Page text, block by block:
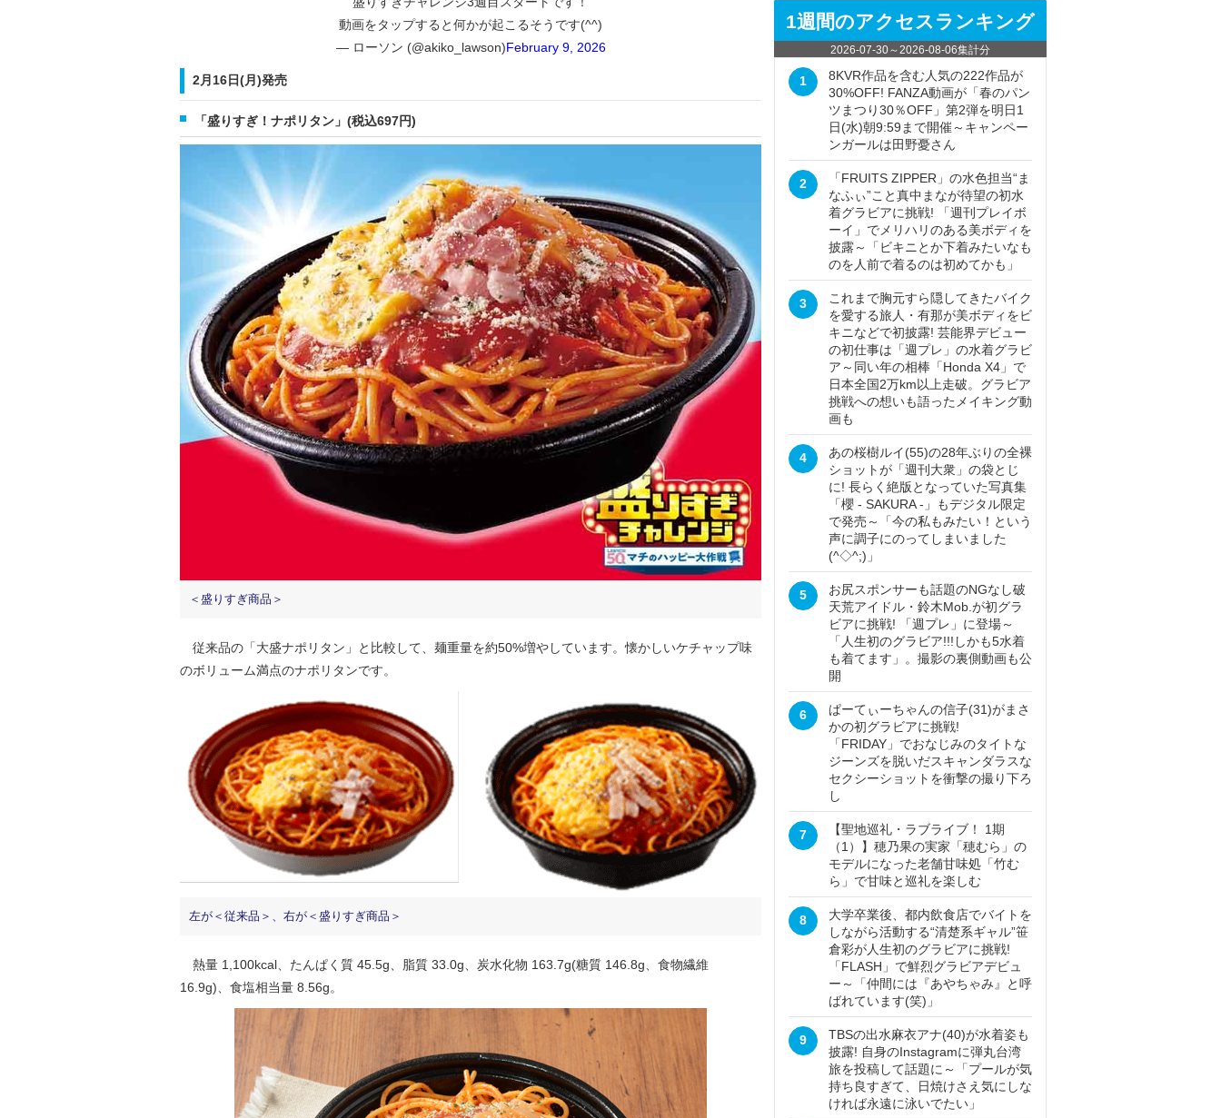
動画をタップすると何かが起こるそうです(^^)
— ローソン (@akiko_lawson)February 9, 2026
2月16日(月)発売
「盛りすぎ！ナポリタン」(税込697円)
＜盛りすぎ商品＞
従来品の「大盛ナポリタン」と比較して、麺重量を約50%増やしています。懐かしいケチャップ味
のボリューム満点のナポリタンです。
左が＜従来品＞、右が＜盛りすぎ商品＞
熱量 1,100kcal、たんぱく質 45.5g、脂質 33.0g、炭水化物 163.7g(糖質 146.8g、食物繊維
16.9g)、食塩相当量 8.56g。
1週間のアクセスランキング
2026-07-30～2026-08-06集計分
1
8KVR作品を含む人気の222作品が
30%OFF! FANZA動画が「春のパン
ツまつり30％OFF」第2弾を明日1
日(水)朝9:59まで開催～キャンペー
ンガールは田野憂さん
2
「FRUITS ZIPPER」の水色担当“ま
なふぃ”こと真中まなが待望の初水
着グラビアに挑戦! 「週刊プレイボ
ーイ」でメリハリのある美ボディを
披露～「ビキニとか下着みたいなも
のを人前で着るのは初めてかも」
3
これまで胸元すら隠してきたバイク
を愛する旅人・有那が美ボディをビ
キニなどで初披露! 芸能界デビュー
の初仕事は「週プレ」の水着グラビ
ア～同い年の相棒「Honda X4」で
日本全国2万km以上走破。グラビア
挑戦への想いも語ったメイキング動
画も
4
あの桜樹ルイ(55)の28年ぶりの全裸
ショットが「週刊大衆」の袋とじ
に! 長らく絶版となっていた写真集
「櫻 - SAKURA -」もデジタル限定
で発売～「今の私もみたい！という
声に調子にのってしまいました
(^◇^;)」
5
お尻スポンサーも話題のNGなし破
天荒アイドル・鈴木Mob.が初グラ
ビアに挑戦! 「週プレ」に登場～
「人生初のグラビア!!!しかも5水着
も着てます」。撮影の裏側動画も公
開
6
ぱーてぃーちゃんの信子(31)がまさ
かの初グラビアに挑戦!
「FRIDAY」でおなじみのタイトな
ジーンズを脱いだスキャンダラスな
セクシーショットを衝撃の撮り下ろ
し
7
【聖地巡礼・ラブライブ！ 1期
（1）】穂乃果の実家「穂むら」の
モデルになった老舗甘味処「竹む
ら」で甘味と巡礼を楽しむ
8
大学卒業後、都内飲食店でバイトを
しながら活動する“清楚系ギャル”笹
倉彩が人生初のグラビアに挑戦!
「FLASH」で鮮烈グラビアデビュ
ー～「仲間には『あやちゃみ』と呼
ばれています(笑)」
9
TBSの出水麻衣アナ(40)が水着姿も
披露! 自身のInstagramに弾丸台湾
旅を投稿して話題に～「プールが気
持ち良すぎて、日焼けさえ気にしな
ければ永遠に泳いでたい」